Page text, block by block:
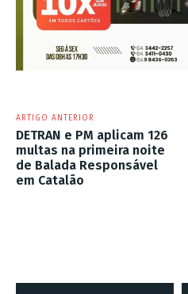
ARTIGO ANTERIOR
DETRAN e PM aplicam 126
multas na primeira noite
de Balada Responsável
em Catalão